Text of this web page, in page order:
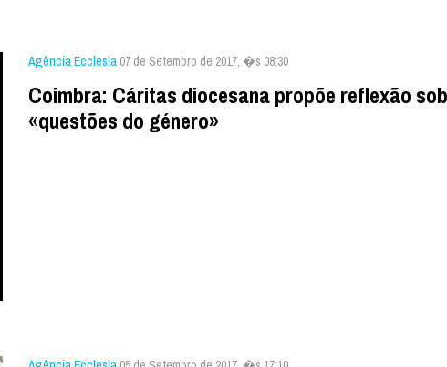
Agência Ecclesia 07 de Setembro de 2017, �s 08:30
Coimbra: Cáritas diocesana propõe reflexão
«questões do género»